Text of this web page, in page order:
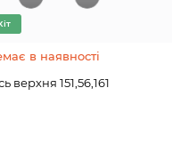
в наявності
Вісь верхня 151,56,161